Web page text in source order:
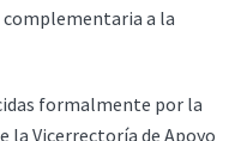
a la
formalmente por la
la Vicerrectoría de Apoyo